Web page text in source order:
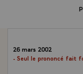
26 mars 2002
- Seul le prononcé fait